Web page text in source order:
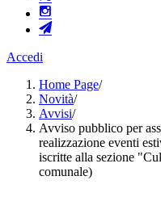
Accedi
Home Page/
Novità/
Avvisi/
Avviso pubblico per
realizzazione eventi
iscritte alla sezione
comunale)